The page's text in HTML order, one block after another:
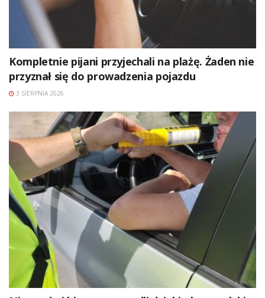
Kompletnie pijani przyjechali na plażę. Żaden nie
przyznał się do prowadzenia pojazdu
3 SIERPNIA 2026